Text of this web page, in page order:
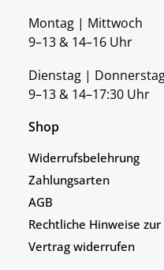
Montag | Mittwoch
9–13 & 14–16 Uhr
Dienstag |
9–13 & 14–17:30 Uhr
Shop
Widerrufsbelehrung
Zahlungsarten
AGB
Rechtliche Hinweise
Vertrag widerrufen